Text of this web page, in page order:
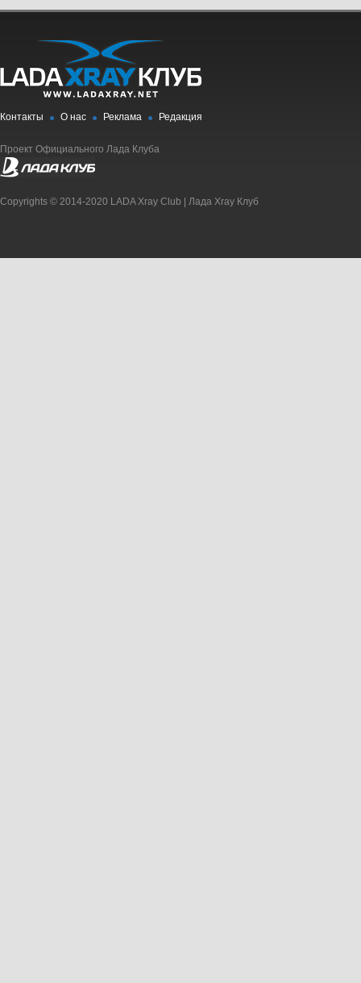
Контакты О нас Реклама Редакция
Проект Официального Лада Клуба
Copyrights © 2014-2020 LADA Xray Club | Лада Xray Клуб